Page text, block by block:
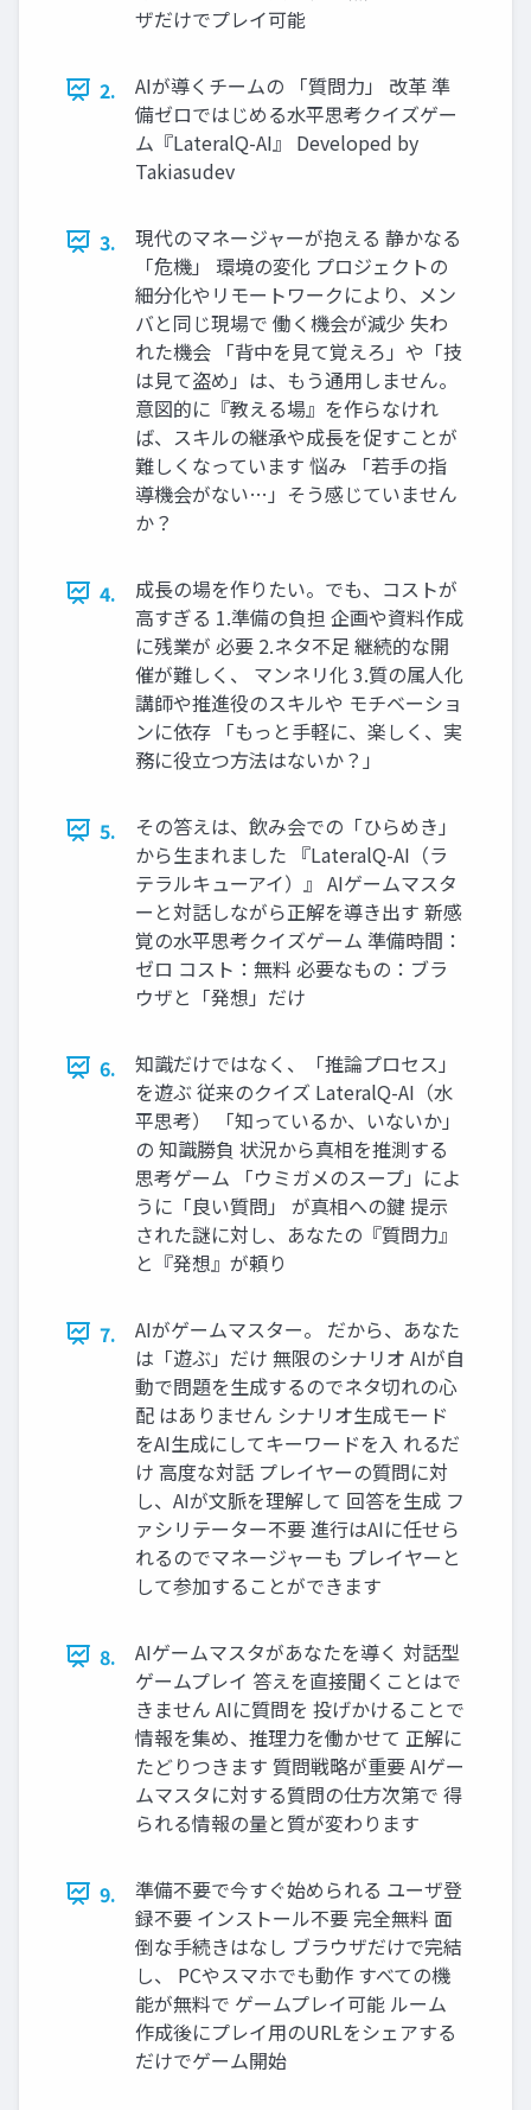
ザだけでプレイ可能
2.
AIが導くチームの 「質問力」 改革 準
備ゼロではじめる水平思考クイズゲー
ム『LateralQ-AI』 Developed by
Takiasudev
3.
現代のマネージャーが抱える 静かなる
「危機」 環境の変化 プロジェクトの
細分化やリモートワークにより、メン
バと同じ現場で 働く機会が減少 失わ
れた機会 「背中を見て覚えろ」や「技
は見て盗め」は、もう通用しません。
意図的に『教える場』を作らなけれ
ば、スキルの継承や成長を促すことが
難しくなっています 悩み 「若手の指
導機会がない…」そう感じていません
か？
4.
成長の場を作りたい。でも、コストが
高すぎる 1.準備の負担 企画や資料作成
に残業が 必要 2.ネタ不足 継続的な開
催が難しく、 マンネリ化 3.質の属人化
講師や推進役のスキルや モチベーショ
ンに依存 「もっと手軽に、楽しく、実
務に役立つ方法はないか？」
5.
その答えは、飲み会での「ひらめき」
から生まれました 『LateralQ-AI（ラ
テラルキューアイ）』 AIゲームマスタ
ーと対話しながら正解を導き出す 新感
覚の水平思考クイズゲーム 準備時間：
ゼロ コスト：無料 必要なもの：ブラ
ウザと「発想」だけ
6.
知識だけではなく、「推論プロセス」
を遊ぶ 従来のクイズ LateralQ-AI（水
平思考） 「知っているか、いないか」
の 知識勝負 状況から真相を推測する
思考ゲーム 「ウミガメのスープ」によ
うに「良い質問」 が真相への鍵 提示
された謎に対し、あなたの『質問力』
と『発想』が頼り
7.
AIがゲームマスター。 だから、あなた
は「遊ぶ」だけ 無限のシナリオ AIが自
動で問題を生成するのでネタ切れの心
配 はありません シナリオ生成モード
をAI生成にしてキーワードを入 れるだ
け 高度な対話 プレイヤーの質問に対
し、AIが文脈を理解して 回答を生成 フ
ァシリテーター不要 進行はAIに任せら
れるのでマネージャーも プレイヤーと
して参加することができます
8.
AIゲームマスタがあなたを導く 対話型
ゲームプレイ 答えを直接聞くことはで
きません AIに質問を 投げかけることで
情報を集め、推理力を働かせて 正解に
たどりつきます 質問戦略が重要 AIゲー
ムマスタに対する質問の仕方次第で 得
られる情報の量と質が変わります
9.
準備不要で今すぐ始められる ユーザ登
録不要 インストール不要 完全無料 面
倒な手続きはなし ブラウザだけで完結
し、 PCやスマホでも動作 すべての機
能が無料で ゲームプレイ可能 ルーム
作成後にプレイ用のURLをシェアする
だけでゲーム開始